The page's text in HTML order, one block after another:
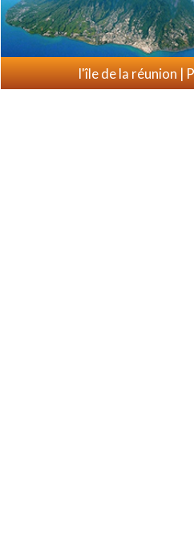
l'île de la réunion |